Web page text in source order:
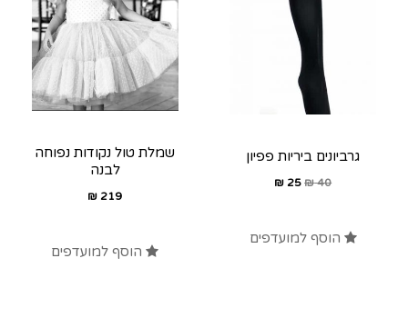
גרביונים ביריות פפיון
40
₪
25
₪
הוסף למועדפים
שמלת טול נקודות נפוחה
לבנה
219
₪
הוסף למועדפים